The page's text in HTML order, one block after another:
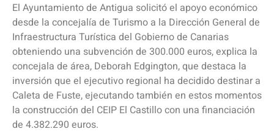
El Ayuntamiento de Antigua solicitó el apoyo económico
desde la concejalía de Turismo a la Dirección General de
Infraestructura Turística del Gobierno de Canarias
obteniendo una subvención de 300.000 euros, explica la
concejala de área, Deborah Edgington, que destaca la
inversión que el ejecutivo regional ha decidido destinar a
Caleta de Fuste, ejecutando también en estos momentos
la construcción del CEIP El Castillo con una financiación
de 4.382.290 euros.